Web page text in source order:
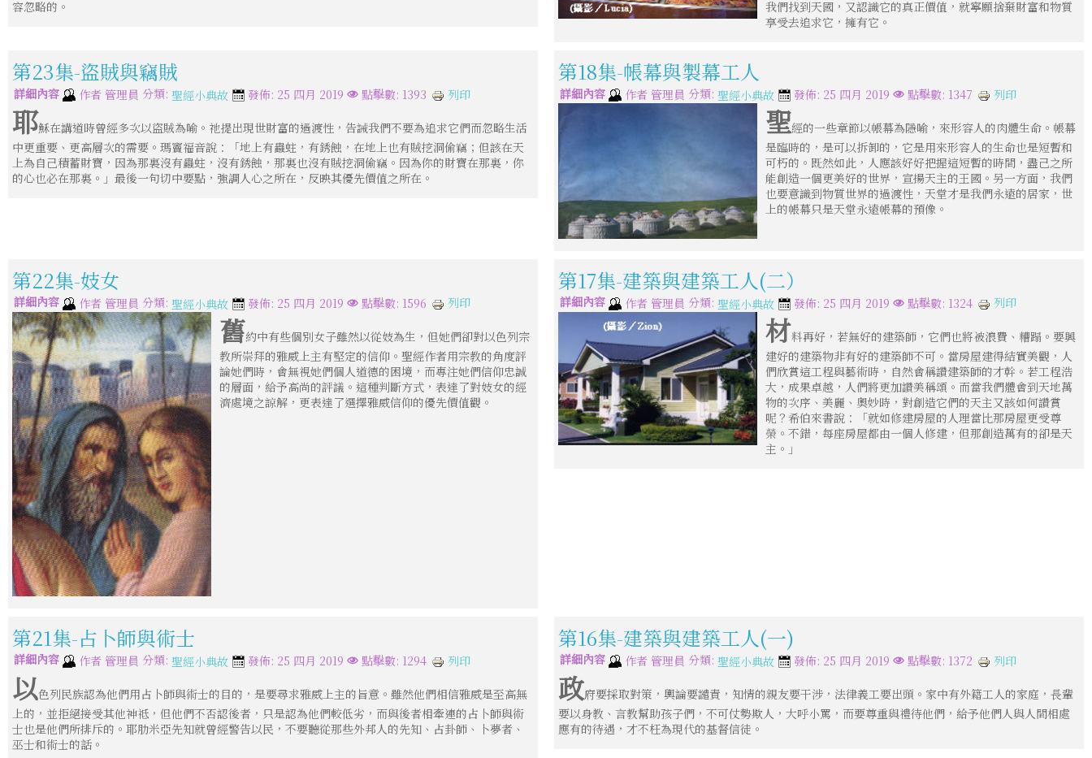
容忽略的。
我們找到天國，又認識它的真正價值，就寧願捨棄財富和物質
享受去追求它，擁有它。
第23集-盜賊與竊賊
詳細內容 作者 管理員 分類: 聖經小典故 發佈: 25 四月 2019 點擊數: 1393 列印
耶穌在講道時曾經多次以盜賊為喻。祂提出現世財富的過渡性，告誡我們不要為追求它們而忽略生活
中更重要、更高層次的需要。瑪竇福音說：「地上有蟲蛀，有銹蝕，在地上也有賊挖洞偷竊；但該在天
上為自己積蓄財寶，因為那裏沒有蟲蛀，沒有銹蝕，那裏也沒有賊挖洞偷竊。因為你的財寶在那裏，你
的心也必在那裏。」最後一句切中要點，強調人心之所在，反映其優先價值之所在。
第18集-帳幕與製幕工人
詳細內容 作者 管理員 分類: 聖經小典故 發佈: 25 四月 2019 點擊數: 1347 列印
聖經的一些章節以帳幕為隱喻，來形容人的肉體生命。帳幕
是臨時的，是可以拆卸的，它是用來形容人的生命也是短暫和
可朽的。既然如此，人應該好好把握這短暫的時間，盡己之所
能創造一個更美好的世界，宣揚天主的王國。另一方面，我們
也要意識到物質世界的過渡性，天堂才是我們永遠的居家，世
上的帳幕只是天堂永遠帳幕的預像。
第22集-妓女
詳細內容 作者 管理員 分類: 聖經小典故 發佈: 25 四月 2019 點擊數: 1596 列印
舊約中有些個別女子雖然以從妓為生，但她們卻對以色列宗
教所崇拜的雅威上主有堅定的信仰。聖經作者用宗教的角度評
論她們時，會無視她們個人道德的困境，而專注她們信仰忠誠
的層面，給予高尚的評議。這種判斷方式，表達了對妓女的經
濟處境之諒解，更表達了選擇雅威信仰的優先價值觀。
第17集-建築與建築工人(二）
詳細內容 作者 管理員 分類: 聖經小典故 發佈: 25 四月 2019 點擊數: 1324 列印
材料再好，若無好的建築師，它們也將被浪費、糟蹋。要興
建好的建築物非有好的建築師不可。當房屋建得結實美觀，人
們欣賞這工程與藝術時，自然會稱讚建築師的才幹。若工程浩
大，成果卓越，人們將更加讚美稱頌。而當我們體會到天地萬
物的次序、美麗、奧妙時，對創造它們的天主又該如何讚賞
呢？希伯來書說：「就如修建房屋的人理當比那房屋更受尊
榮。不錯，每座房屋都由一個人修建，但那創造萬有的卻是天
主。」
第21集-占卜師與術士
詳細內容 作者 管理員 分類: 聖經小典故 發佈: 25 四月 2019 點擊數: 1294 列印
以色列民族認為他們用占卜師與術士的目的，是要尋求雅威上主的旨意。雖然他們相信雅威是至高無
上的，並拒絕接受其他神祗，但他們不否認後者，只是認為他們較低劣，而與後者相牽連的占卜師與術
士也是他們所排斥的。耶肋米亞先知就曾經警告以民，不要聽從那些外邦人的先知、占卦師、卜夢者、
巫士和術士的話。
第16集-建築與建築工人(一)
詳細內容 作者 管理員 分類: 聖經小典故 發佈: 25 四月 2019 點擊數: 1372 列印
政府要採取對策，輿論要譴責，知情的親友要干涉，法律義工要出頭。家中有外籍工人的家庭，長輩
要以身教、言教幫助孩子們，不可仗勢欺人，大呼小罵，而要尊重與禮待他們，給予他們人與人間相處
應有的待遇，才不枉為現代的基督信徒。